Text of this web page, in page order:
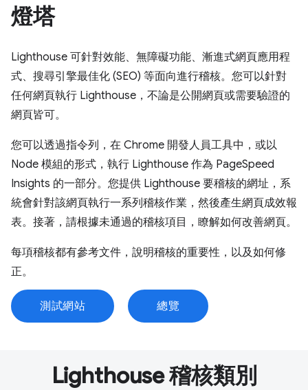
燈塔
Lighthouse 可針對效能、無障礙功能、漸進式網頁應用程
式、搜尋引擎最佳化 (SEO) 等面向進行稽核。您可以針對
任何網頁執行 Lighthouse，不論是公開網頁或需要驗證的
網頁皆可。
您可以透過指令列，在 Chrome 開發人員工具中，或以
Node 模組的形式，執行 Lighthouse 作為 PageSpeed
Insights 的一部分。您提供 Lighthouse 要稽核的網址，系
統會針對該網頁執行一系列稽核作業，然後產生網頁成效報
表。接著，請根據未通過的稽核項目，瞭解如何改善網頁。
每項稽核都有參考文件，說明稽核的重要性，以及如何修
正。
測試網站 總覽
Lighthouse 稽核類別